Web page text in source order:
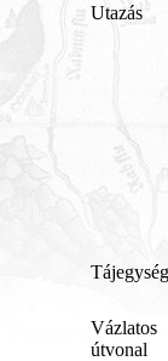
Utazás
Tájegység
Vázlatos
útvonal